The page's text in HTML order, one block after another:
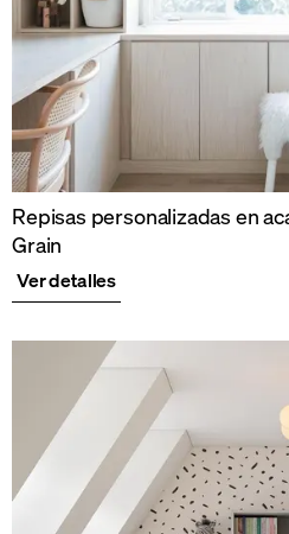
Repisas personalizadas en
Grain
Ver detalles